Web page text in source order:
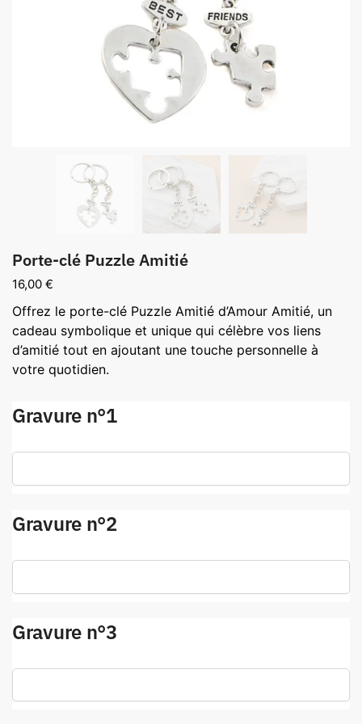
Porte-clé Puzzle Amitié
16,00 €
Offrez le porte-clé Puzzle Amitié d’Amour Amitié, un
cadeau symbolique et unique qui célèbre vos liens
d’amitié tout en ajoutant une touche personnelle à
votre quotidien.
Gravure n°1
Gravure n°2
Gravure n°3